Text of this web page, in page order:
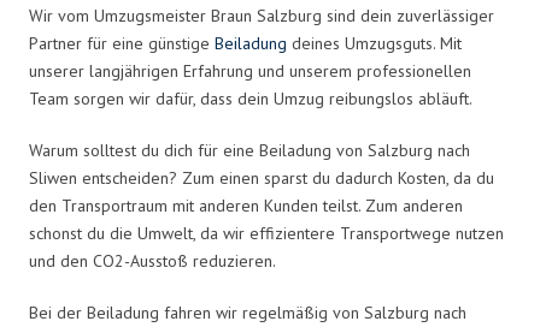
Wir vom Umzugsmeister Braun Salzburg sind dein zuverlässiger
Partner für eine günstige Beiladung deines Umzugsguts. Mit
unserer langjährigen Erfahrung und unserem professionellen
Team sorgen wir dafür, dass dein Umzug reibungslos abläuft.
Warum solltest du dich für eine Beiladung von Salzburg nach
Sliwen entscheiden? Zum einen sparst du dadurch Kosten, da du
den Transportraum mit anderen Kunden teilst. Zum anderen
schonst du die Umwelt, da wir effizientere Transportwege nutzen
und den CO2-Ausstoß reduzieren.
Bei der Beiladung fahren wir regelmäßig von Salzburg nach